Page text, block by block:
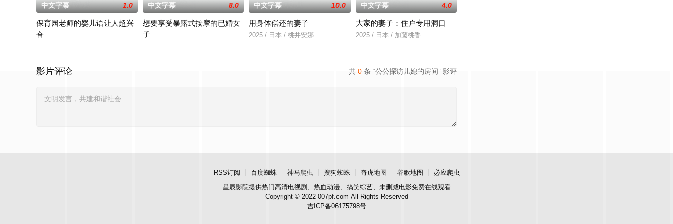
中文字幕 1.0
保育园老师的婴儿语让人超兴
奋
中文字幕 8.0
想要享受暴露式按摩的已婚女
子
中文字幕 10.0
用身体偿还的妻子
2025 / 日本 / 桃井安娜
中文字幕 4.0
大家的妻子：住户专用洞口
2025 / 日本 / 加藤桃香
共 0 条 “公公探访儿媳的房间” 影评
影片评论
RSS订阅 百度蜘蛛 神马爬虫 搜狗蜘蛛 奇虎地图 谷歌地图
必应爬虫
星辰影院提供热门高清电视剧、热血动漫、搞笑综艺、未删减电影免费在线观看
Copyright © 2022 007pf.com All Rights Reserved
吉ICP备06175798号